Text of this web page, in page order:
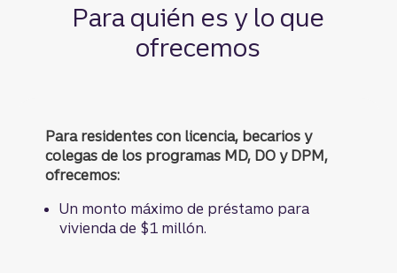
Para quién es y lo que
ofrecemos
Para residentes con licencia, becarios y
colegas de los programas MD, DO y DPM,
ofrecemos:
Un monto máximo de préstamo para
vivienda de $1 millón.